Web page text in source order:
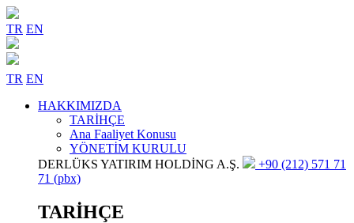
TR EN
TR EN
HAKKIMIZDA
TARİHÇE
Ana Faaliyet Konusu
YÖNETİM KURULU
DERLÜKS YATIRIM HOLDİNG A.Ş.
+90 (212) 571 71
71 (pbx)
TARİHÇE